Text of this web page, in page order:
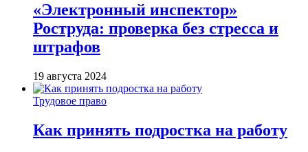
«Электронный инспектор»
Роструда: проверка без стресса и
штрафов
19 августа 2024
Трудовое право
Как принять подростка на работу